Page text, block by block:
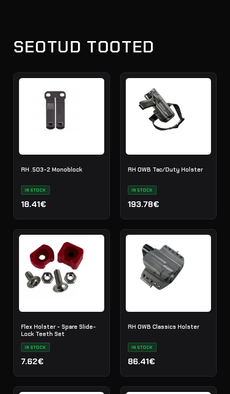
SEOTUD TOOTED
RH .503-2 Monoblock
IN STOCK
18.41€
RH OWB Tac/Duty Holster
IN STOCK
193.78€
Flex Holster - Spare Slide-
Lock Teeth Set
IN STOCK
7.62€
RH OWB Classics Holster
IN STOCK
86.41€